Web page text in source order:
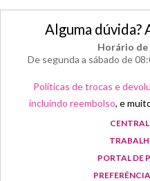
Alguma dúvida?
Horário
De segunda a sábado de
Políticas de trocas e
incluindo reembolso, e
PORTAL DE